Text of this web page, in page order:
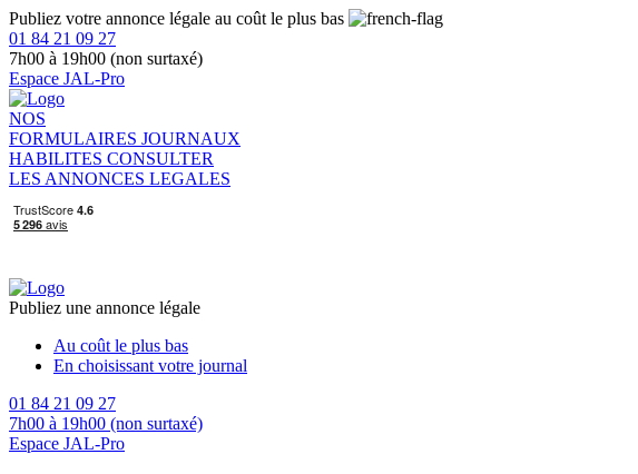
Publiez votre annonce légale au coût le plus bas
01 84 21 09 27
7h00 à 19h00 (non surtaxé)
Espace JAL-Pro
NOS
FORMULAIRES JOURNAUX
HABILITES CONSULTER
LES ANNONCES LEGALES
Publiez une annonce légale
Au coût le plus bas
En choisissant votre journal
01 84 21 09 27
7h00 à 19h00 (non surtaxé)
Espace JAL-Pro